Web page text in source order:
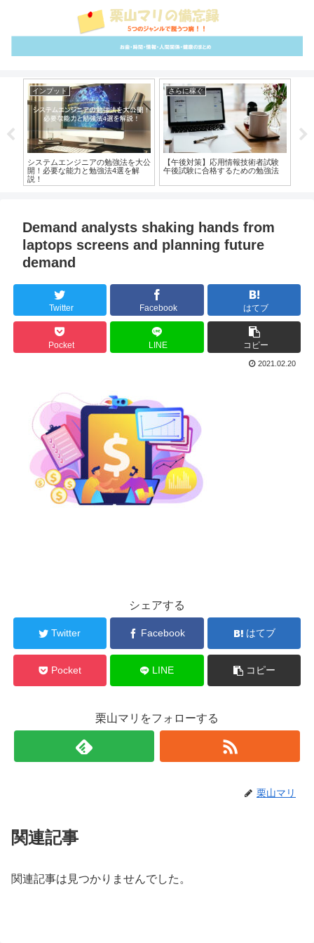
インプット
システムエンジニアの勉強法を大公
開！必要な能力と勉強法4選を解
説！
さらに稼ぐ
【午後対策】応用情報技術者試験
午後試験に合格するための勉強法
Demand analysts shaking hands from
laptops screens and planning future
demand
Twitter Facebook はてブ
Pocket LINE コピー
2021.02.20
シェアする
Twitter Facebook はてブ
Pocket LINE コピー
栗山マリをフォローする
栗山マリ
関連記事
関連記事は見つかりませんでした。